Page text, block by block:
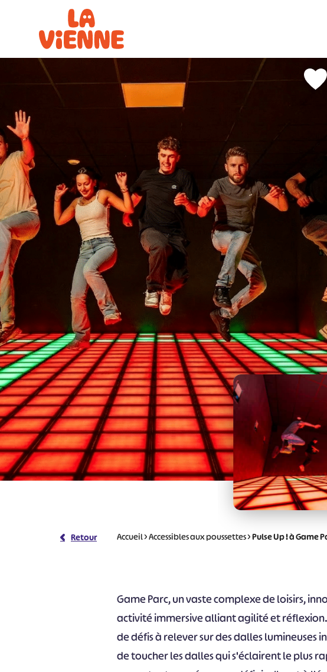
Retour Accueil>Accessibles aux poussettes>Pulse Up ! à Game
Game Parc, un vaste complexe de loisirs,
activité immersive alliant agilité et réflexion.
de défis à relever sur des dalles lumineuses
de toucher les dalles qui s'éclairent le plus
Panneau de gestion des cookies